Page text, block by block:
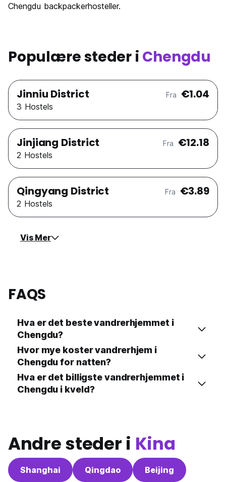
Chengdu backpackerhosteller.
Populære steder i Chengdu
Jinniu District Fra €1.04
3 Hostels
Jinjiang District Fra €12.18
2 Hostels
Qingyang District Fra €3.89
2 Hostels
Vis Mer
FAQS
Hva er det beste vandrerhjemmet i
Chengdu?
Hvor mye koster vandrerhjem i
Chengdu for natten?
Hva er det billigste vandrerhjemmet i
Chengdu i kveld?
Andre steder i Kina
Shanghai Qingdao Beijing